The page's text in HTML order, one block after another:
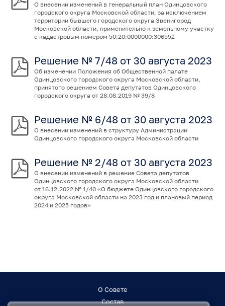
О внесении изменений в генеральный план Одинцовского
городского округа Московской области, за исключением
территории бывшего городского округа Звенигород
Московской области, применительно к земельному участку
с кадастровым номером 50:20:0000000:306552
Решение № 7/48 от 30 августа 2023
Об изменении Положения об Общественной палате
Одинцовского городского округа Московской области,
принятого решением Совета депутатов Одинцовского
городского округа от 28.08.2019 № 39/8
Решение № 6/48 от 30 августа 2023
О внесении изменений в структуру Администрации
Одинцовского городского округа Московской области
Решение № 2/48 от 30 августа 2023
О внесении изменений в решение Совета депутатов
Одинцовского городского округа Московской области
от 16.12.2022 № 1/40 «О бюджете Одинцовского городского
округа Московской области на 2023 год и плановый период
2024 и 2025 годов»
О Совете
Состав